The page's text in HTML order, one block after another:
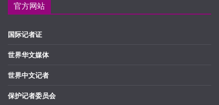
官方网站
国际记者证
世界华文媒体
世界中文记者
保护记者委员会